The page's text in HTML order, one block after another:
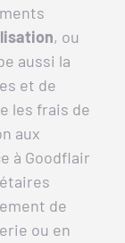
, ou
aussi la
et de
les frais de
aux
à Goodflair
de
ou en